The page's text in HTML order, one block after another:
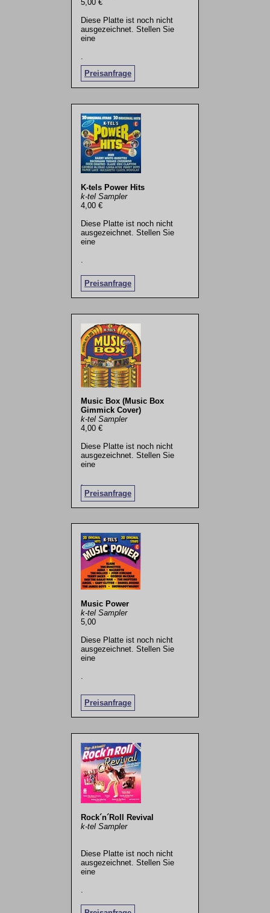
5,00 €
Diese Platte ist noch nicht
ausgezeichnet. Stellen Sie
eine
Preisanfrage
.
K-tels Power Hits
k-tel Sampler
4,00 €
Diese Platte ist noch nicht
ausgezeichnet. Stellen Sie
eine
Preisanfrage
Music Box (Music Box
Gimmick Cover)
k-tel Sampler
4,00 €
Diese Platte ist noch nicht
ausgezeichnet. Stellen Sie
eine
Preisanfrage
.
Music Power
k-tel Sampler
5,00
Diese Platte ist noch nicht
ausgezeichnet. Stellen Sie
eine
Preisanfrage
Rock´n´Roll Revival
k-tel Sampler
Diese Platte ist noch nicht
ausgezeichnet. Stellen Sie
eine